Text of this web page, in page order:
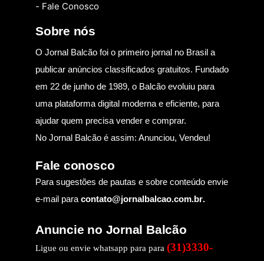
- Fale Conosco
Sobre nós
O Jornal Balcão foi o primeiro jornal no Brasil a
publicar anúncios classificados gratuitos. Fundado
em 22 de junho de 1989, o Balcão evoluiu para
uma plataforma digital moderna e eficiente, para
ajudar quem precisa vender e comprar.
No Jornal Balcão é assim: Anunciou, Vendeu!
Fale conosco
Para sugestões de pautas e sobre conteúdo envie
e-mail para contato@jornalbalcao.com.br.
Anuncie no Jornal Balcão
Ligue ou envie whatsapp para para (31)3330-